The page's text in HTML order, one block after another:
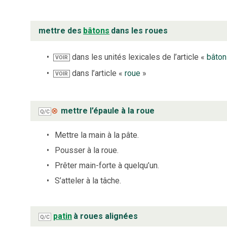
mettre des bâtons dans les roues
VOIR dans les unités lexicales de l’article «bâton
VOIR dans l’article «roue »
Q/C ⊗ mettre l’épaule à la roue
Mettre la main à la pâte.
Pousser à la roue.
Prêter main-forte à quelqu’un.
S’atteler à la tâche.
Q/C patin à roues alignées